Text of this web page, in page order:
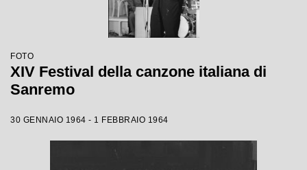
FOTO
XIV Festival della canzone italiana di
Sanremo
30 GENNAIO 1964 - 1 FEBBRAIO 1964